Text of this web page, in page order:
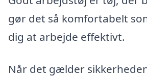
gør det så komfortabelt
dig at arbejde effektivt.
Når det gælder